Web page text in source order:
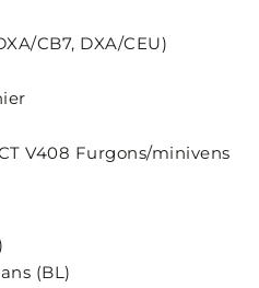
CB7, DXA/CEU)
V408 Furgons/minivens
(BL)